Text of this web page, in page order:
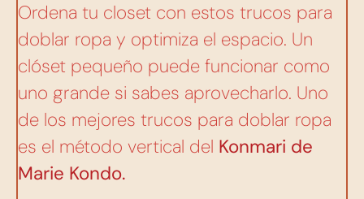
Ordena tu closet con estos trucos para
doblar ropa y optimiza el espacio. Un
clóset pequeño puede funcionar como
uno grande si sabes aprovecharlo. Uno
de los mejores trucos para doblar ropa
es el método vertical del Konmari de
Marie Kondo.